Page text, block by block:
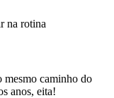
na rotina
mesmo caminho do
anos, eita!